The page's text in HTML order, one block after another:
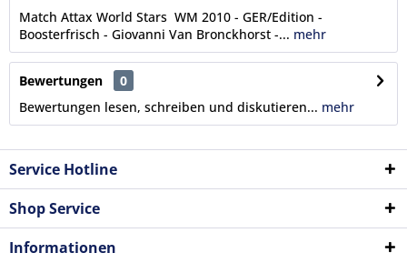
Match Attax World Stars WM 2010 - GER/Edition -
Boosterfrisch - Giovanni Van Bronckhorst -... mehr
Bewertungen
0
Bewertungen lesen, schreiben und diskutieren... mehr
Service Hotline
Shop Service
Informationen